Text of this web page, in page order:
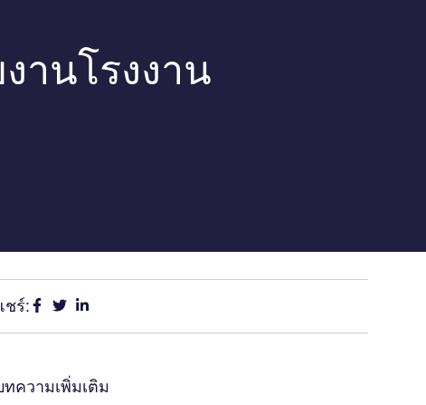
านโรงงาน
ชร์:
ทความเพิ่มเติม